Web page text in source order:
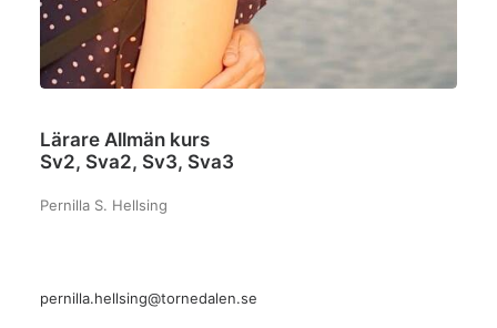
Lärare Allmän kurs
Sv2, Sva2, Sv3, Sva3
Pernilla S. Hellsing
pernilla.hellsing@tornedalen.se